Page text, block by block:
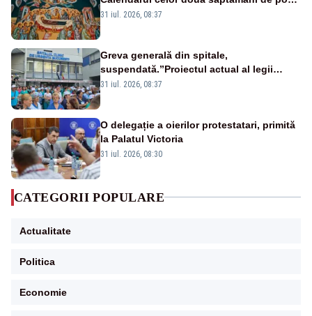
și zilele cu dezlegare la pește
31 iul. 2026, 08:37
Greva generală din spitale,
suspendată.”Proiectul actual al legii
salarizării nu mai există pentru noi”
31 iul. 2026, 08:37
O delegație a oierilor protestatari, primită
la Palatul Victoria
31 iul. 2026, 08:30
CATEGORII POPULARE
Actualitate
Politica
Economie